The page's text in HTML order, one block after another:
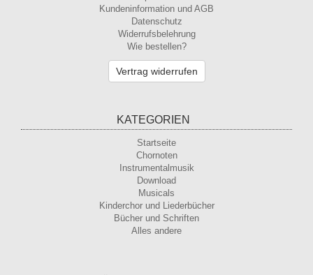
Kundeninformation und AGB
Datenschutz
Widerrufsbelehrung
Wie bestellen?
Vertrag widerrufen
KATEGORIEN
Startseite
Chornoten
Instrumentalmusik
Download
Musicals
Kinderchor und Liederbücher
Bücher und Schriften
Alles andere